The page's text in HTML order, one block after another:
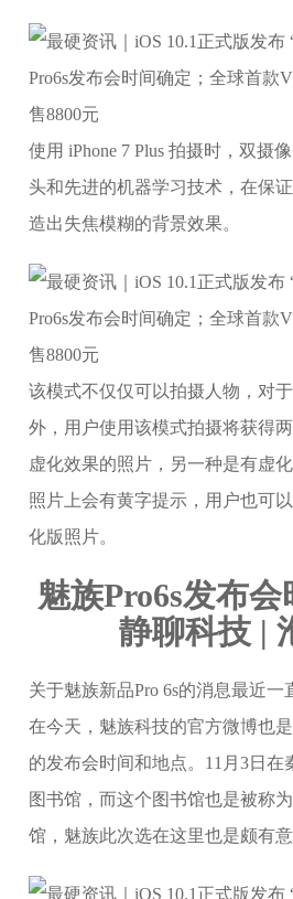
使用 iPhone 7 Plus 拍摄时，双摄
头和先进的机器学习技术，在保
造出失焦模糊的背景效果。
该模式不仅仅可以拍摄人物，对
外，用户使用该模式拍摄将获得
虚化效果的照片，另一种是有虚
照片上会有黄字提示，用户也可
化版照片。
魅族Pro6s发布
静聊科技 |
关于魅族新品Pro 6s的消息最近
在今天，魅族科技的官方微博也
的发布会时间和地点。11月3日在
图书馆，而这个图书馆也是被称
馆，魅族此次选在这里也是颇有意